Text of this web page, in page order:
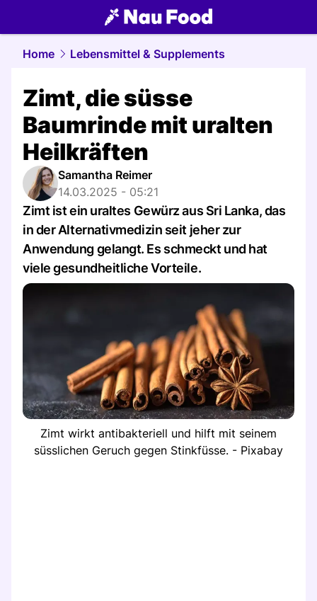
food.NAU.ch
Home Lebensmittel & Supplements
Zimt, die süsse
Baumrinde mit uralten
Heilkräften
Samantha Reimer
14.03.2025 - 05:21
Zimt ist ein uraltes Gewürz aus Sri Lanka, das
in der Alternativmedizin seit jeher zur
Anwendung gelangt. Es schmeckt und hat
viele gesundheitliche Vorteile.
Zimt wirkt antibakteriell und hilft mit seinem
süsslichen Geruch gegen Stinkfüsse. - Pixabay